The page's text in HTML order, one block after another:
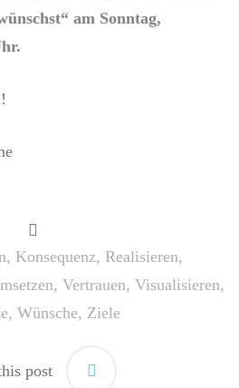
am Sonntag,
, Konsequenz, Realisieren,
, Vertrauen, Visualisieren,
, Wünsche, Ziele
post